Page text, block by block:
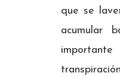
que se
acumular